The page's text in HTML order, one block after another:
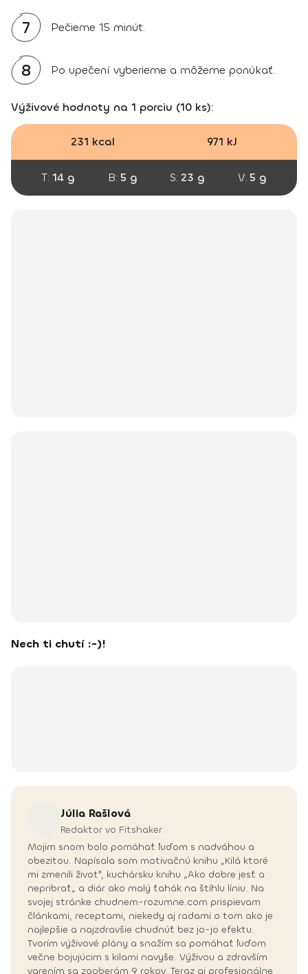
7 Pečieme 15 minút.
8 Po upečení vyberieme a môžeme ponúkať.
Výživové hodnoty na 1 porciu (10 ks):
231 kcal 971 kJ
T: 14 g B: 5 g S: 23 g V: 5 g
Nech ti chutí :-)!
Júlia Rašlová
Redaktor vo Fitshaker
Mojim snom bolo pomáhať ľuďom s nadváhou a
obezitou. Napísala som motivačnú knihu „Kilá ktoré
mi zmenili život", kuchársku knihu „Ako dobre jesť a
nepribrať„ a diár ako malý ťahák na štíhlu líniu. Na
svojej stránke chudnem-rozumne.com prispievam
článkami, receptami, niekedy aj radami o tom ako je
najlepšie a najzdravšie chudnúť bez jo-jo efektu.
Tvorím výživové plány a snažím sa pomáhať ľuďom
večne bojujúcim s kilami navyše. Výživou a zdravším
varením sa zaoberám 9 rokov. Teraz aj profesionálne